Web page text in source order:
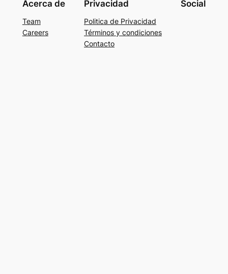
Acerca de
Team
Careers
Privacidad
Politica de Privacidad
Términos y condiciones
Contacto
Social